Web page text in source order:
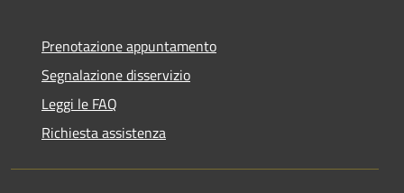
Prenotazione appuntamento
Segnalazione disservizio
Leggi le FAQ
Richiesta assistenza